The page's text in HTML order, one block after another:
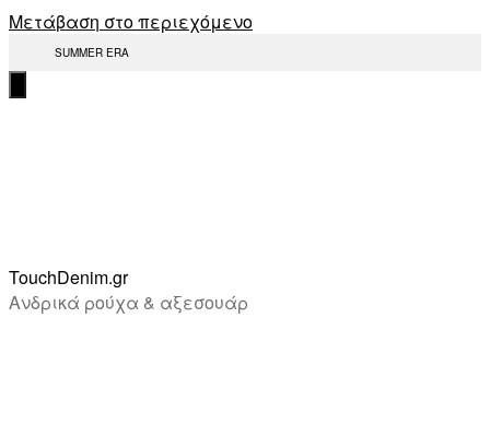
Μετάβαση στο περιεχόμενο
SUMMER ERA
TouchDenim.gr
Ανδρικά ρούχα & αξεσουάρ